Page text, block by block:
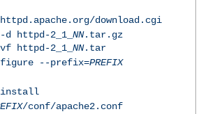
download.cgi
httpd-2_1_ NN.tar.gz
httpd-2_1_ NN.tar
--prefix=PREFIX
install
/conf/apache2.conf